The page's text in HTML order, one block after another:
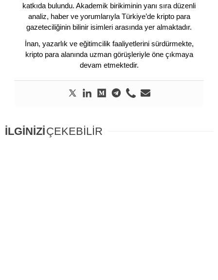
katkıda bulundu. Akademik birikiminin yanı sıra düzenli
analiz, haber ve yorumlarıyla Türkiye’de kripto para
gazeteciliğinin bilinir isimleri arasında yer almaktadır.
İnan, yazarlık ve eğitimcilik faaliyetlerini sürdürmekte,
kripto para alanında uzman görüşleriyle öne çıkmaya
devam etmektedir.
İLGİNİZİÇEKEBİLİR